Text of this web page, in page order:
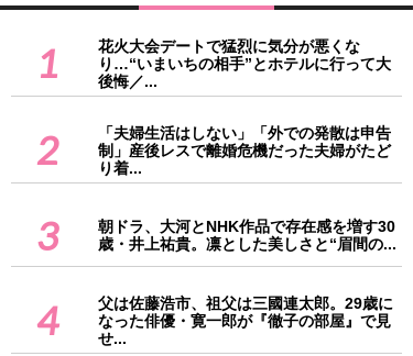
1
花火大会デートで猛烈に気分が悪くな
り…“いまいちの相手”とホテルに行って大
後悔／...
2
「夫婦生活はしない」「外での発散は申告
制」産後レスで離婚危機だった夫婦がたど
り着...
3
朝ドラ、大河とNHK作品で存在感を増す30
歳・井上祐貴。凛とした美しさと“眉間の...
4
父は佐藤浩市、祖父は三國連太郎。29歳に
なった俳優・寛一郎が『徹子の部屋』で見
せ...